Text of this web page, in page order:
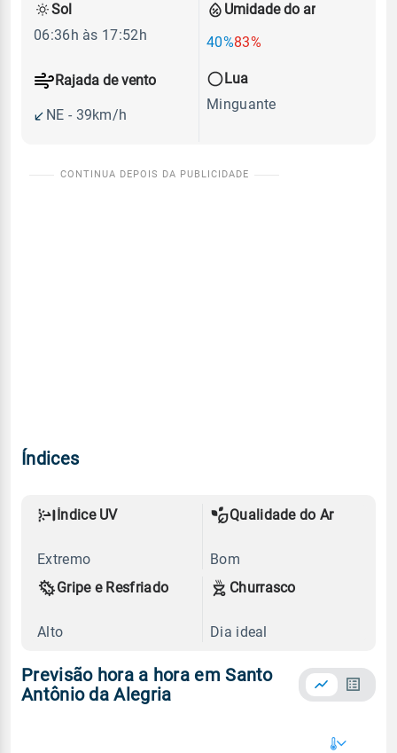
Umidade do ar
40%83%
Rajada de vento
NE - 39km/h
Sol
06:36h às 17:52h
Lua
Minguante
Índices
Índice UV
Extremo
Qualidade do Ar
Bom
Gripe e Resfriado
Alto
Churrasco
Dia ideal
Previsão hora a hora em Santo
Antônio da Alegria